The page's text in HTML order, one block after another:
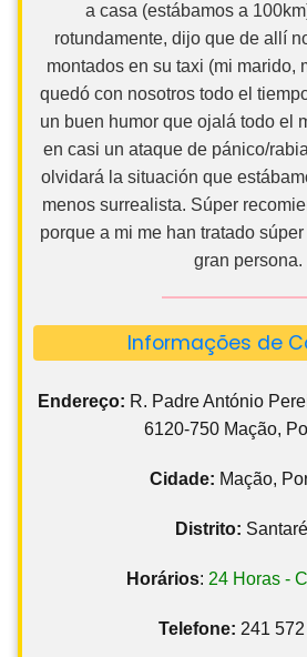
a casa (estábamos a
rotundamente, dijo que de allí
montados en su taxi (mi marido,
quedó con nosotros todo el
un buen humor que ojalá todo el
en casi un ataque de pánico/
olvidará la situación que
menos surrealista. Súper
porque a mi me han tratado
gran persona.
Informações de
Endereço: R. Padre António
6120-750 Mação,
Cidade: Mação,
Distrito:
Horários: 24 Horas -
Telefone: 241